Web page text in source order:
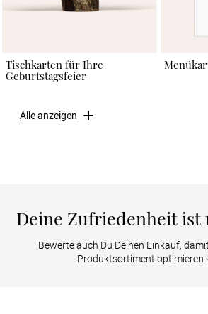
Tischkarten für Ihre
Geburtstagsfeier
Alle anzeigen
Deine Zufriedenheit ist
Bewerte auch Du Deinen Einkauf,
Produktsortiment optimieren